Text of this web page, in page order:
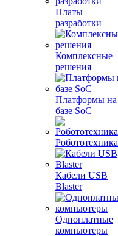
Платы
разработки
Комплексные
решения
Платформы на
базе SoC
Робототехника
Кабели USB
Blaster
Одноплатные
компьютеры